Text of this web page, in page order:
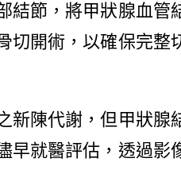
結節，將甲狀腺血管
切開術，以確保完整
陳代謝，但甲狀腺
早就醫評估，透過影